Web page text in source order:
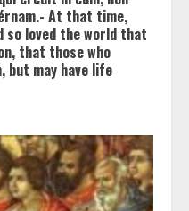
At that time,
so loved the world that
that those who
but may have life